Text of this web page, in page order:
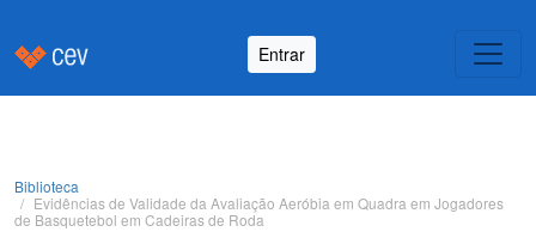
Entrar
Biblioteca
Evidências de Validade da Avaliação Aeróbia em Quadra em Jogadores
de Basquetebol em Cadeiras de Roda